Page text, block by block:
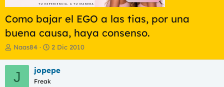
Como bajar el EGO a las tias, por una
buena causa, haya consenso.
I
i
i
Naas84
F
h
2 Dic 2010
J jopepe
Freak